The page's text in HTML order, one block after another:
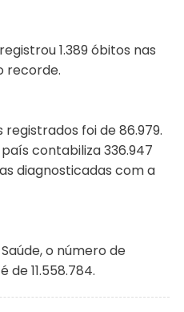
1.389 óbitos nas
recorde.
foi de 86.979.
contabiliza 336.947
diagnosticadas com a
o número de
de 11.558.784.